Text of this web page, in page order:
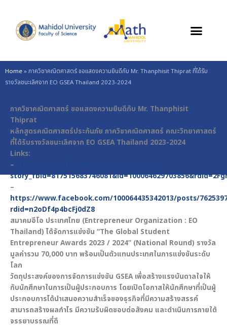
content
Home»ภาควิชาคณิตศาสตร์ ขอแสดงความยินดีกับ Mr. Thanphisit Thiprat ที่ได้รับ
รางวัลชนะเลิศจาก EO GSEA Thailand 2023-2024
ภาควิชาคณิตศาสตร์ ขอแสดงความยินดีกับ Mr. Thanphisit
Thiprat
หลักสูตรคณิตศาสตร์ประกันภัย ภาควิชาคณิตศาสตร์ คณะวิทยาศาสตร์
ที่ได้รับรางวัลชนะเลิศจาก EO GSEA Thailand 2023-2024
Links:
–
–
https://www.facebook.com/100064435342013/posts/
rdid=n2oDf4p4bcFj0dZ8
สมาคมอีโอ ประเทศไทย (Entrepreneur Organization : EO
Thailand) ได้จัดการแข่งขัน “The Global Student
Entrepreneur Awards 2023 / 2024” (National Round) รางวัล
มูลค่ารวม 70,000 บาท พร้อมเป็นตัวแทนประเทศในการแข่งขันระดับ
โลก
วัตถุประสงค์ของการจัดการแข่งขัน GSEA เพื่อสร้างแรงบันดาลใจให้
กับนักศึกษาในการเป็นผู้ประกอบการ โดยเปิดโอกาสให้นักศึกษาที่เป็นผู้
ประกอบการได้นำเสนอความสำเร็จของธุรกิจที่มีความสร้างสรรค์
สามารถสร้างผลกำไร มีความรับผิดชอบต่อสังคม และดำเนินการภายใต้
จรรยาบรรณที่ดี